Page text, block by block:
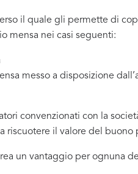
il quale gli permette di
mensa nei casi seguenti:
messo a disposizione
convenzionati con la
il valore del buono
un vantaggio per ognuna